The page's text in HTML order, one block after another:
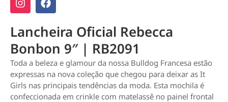
Lancheira Oficial Rebecca
Bonbon 9″ | RB2091
Toda a beleza e glamour da nossa Bulldog Francesa estão
expressas na nova coleção que chegou para deixar as It
Girls nas principais tendências da moda. Esta mochila é
confeccionada em crinkle com matelassê no painel frontal